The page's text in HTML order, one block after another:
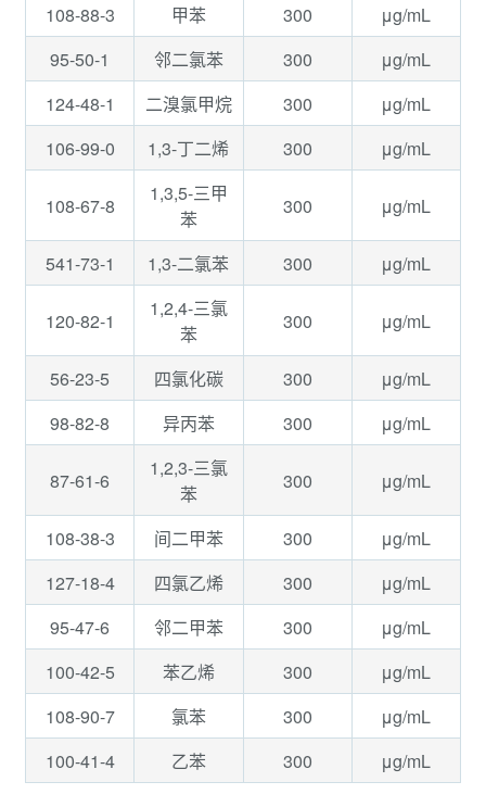
108-88-3
甲苯 300
μg/mL
95-50-1
邻二氯苯 300
μg/mL
124-48-1
二溴氯甲烷 300
μg/mL
106-99-0
1,3-丁二烯 300 μg/mL
108-67-8
1,3,5-三甲
苯
300 μg/mL
541-73-1 1,3-二氯苯 300 μg/mL
120-82-1
1,2,4-三氯
苯
300 μg/mL
56-23-5 四氯化碳 300
μg/mL
98-82-8
异丙苯 300 μg/mL
87-61-6
1,2,3-三氯
苯
300 μg/mL
108-38-3 间二甲苯 300
μg/mL
127-18-4
四氯乙烯 300
μg/mL
95-47-6
邻二甲苯 300
μg/mL
100-42-5
苯乙烯 300
μg/mL
108-90-7
氯苯 300
μg/mL
100-41-4
乙苯 300 μg/mL